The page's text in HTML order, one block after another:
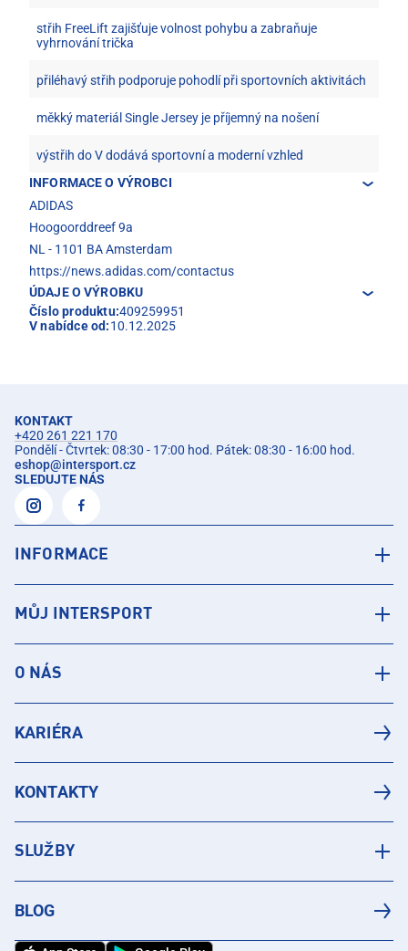
střih FreeLift zajišťuje volnost pohybu a zabraňuje
vyhrnování trička
přiléhavý střih podporuje pohodlí při sportovních aktivitách
měkký materiál Single Jersey je příjemný na nošení
výstřih do V dodává sportovní a moderní vzhled
INFORMACE O VÝROBCI
ADIDAS
Hoogoorddreef 9a
NL - 1101 BA Amsterdam
https://news.adidas.com/contactus
ÚDAJE O VÝROBKU
Číslo produktu:409259951
V nabídce od:10.12.2025
KONTAKT
+420 261 221 170
Pondělí - Čtvrtek: 08:30 - 17:00 hod. Pátek: 08:30 - 16:00 hod.
eshop@intersport.cz
SLEDUJTE NÁS
INFORMACE
MŮJ INTERSPORT
O NÁS
KARIÉRA
KONTAKTY
SLUŽBY
BLOG